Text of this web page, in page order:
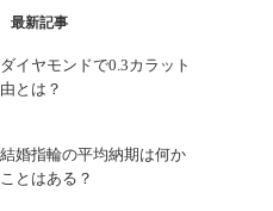
最新記事
イヤモンドで0.3カラット
とは？
婚指輪の平均納期は何か
とはある？